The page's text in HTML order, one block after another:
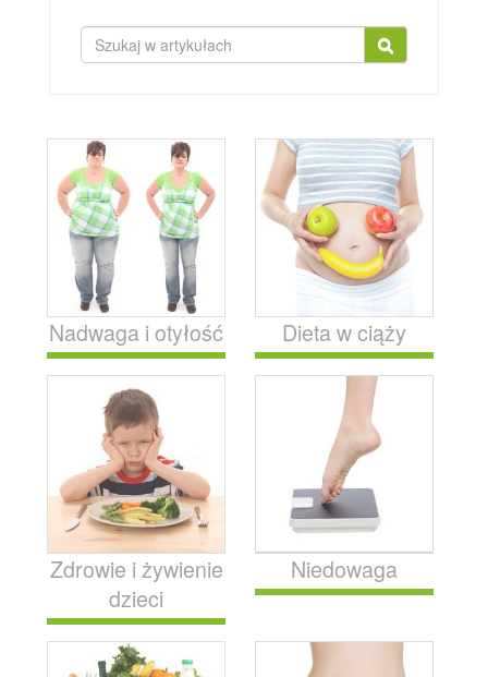
Nadwaga i otyłość Dieta w ciąży
Zdrowie i żywienie
dzieci
Niedowaga